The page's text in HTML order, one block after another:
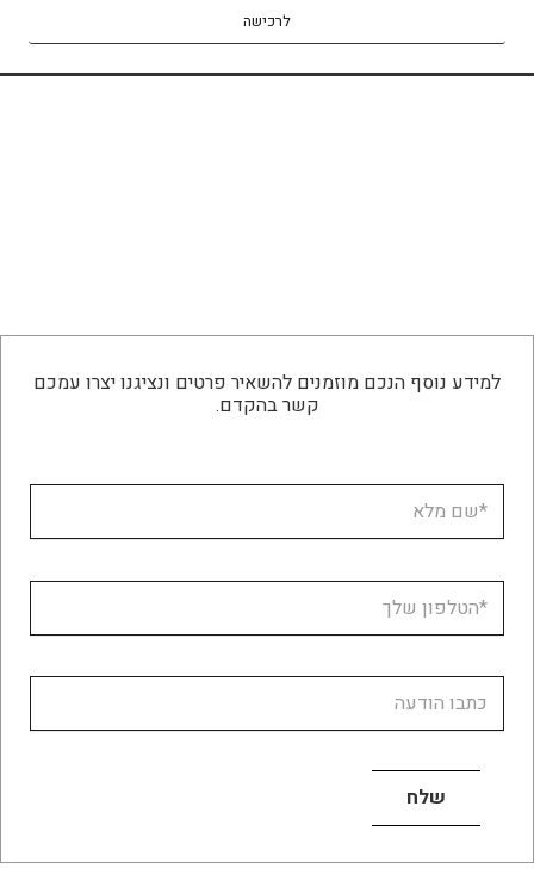
לרכישה
לרכישה
למידע נוסף הנכם מוזמנים להשאיר פרטים ונציגנו יצרו עמכם
קשר בהקדם.